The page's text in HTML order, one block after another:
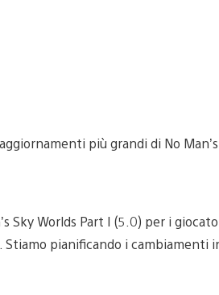
più grandi di No
Sky Worlds Part I (5.0) per i
pianificando i cambiamenti